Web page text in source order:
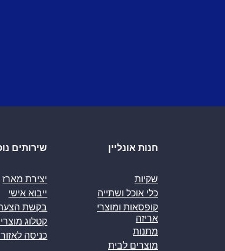
חנות אונליין
שקיות
כלי אוכל ושתייה
קופסאות ומוצרי
אריזה
מתנות
מוצרים לבית
שירותים
יצירת מארז
ייבוא אישי
בקשת
קטלוג
כניסה